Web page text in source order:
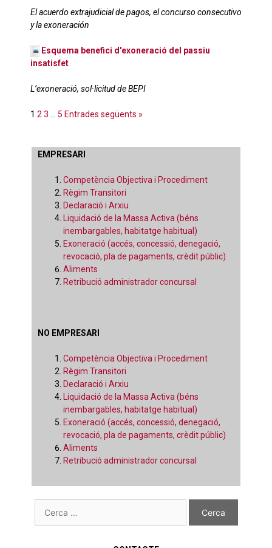
El acuerdo extrajudicial de pagos, el concurso consecutivo
y la exoneración
Esquema benefici d'exoneració del passiu
insatisfet
L’exoneració, sol·licitud de BEPI
1 23 … 5 Entrades següents »
EMPRESARI
Competència Objectiva i Procediment
Règim Transitori
Declaració i Arxiu
Liquidació de la Massa Activa (béns
inembargables, habitatge habitual)
Exoneració (accés, concessió, denegació,
revocació, pla de pagaments, crèdit públic)
Aliments
Retribució administrador concursal
NO EMPRESARI
Competència Objectiva i Procediment
Règim Transitori
Declaració i Arxiu
Liquidació de la Massa Activa (béns
inembargables, habitatge habitual)
Exoneració (accés, concessió, denegació,
revocació, pla de pagaments, crèdit públic)
Aliments
Retribució administrador concursal